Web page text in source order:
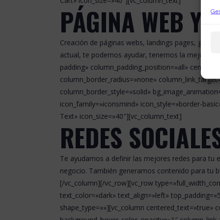
PÁGINA WEB Y
Creación de páginas webs, landings pages,
actual, te podemos ayudar, tenemos la mejor
padding» column_padding_position=»all»
column_border_radius=»none»
column_border_style=»solid»
icon_family=»iconsmind» icon_style=»border-
Text» icon_size=»40″][vc_column_text]
REDES
Te ayudamos a definir las mejores redes para tu
negocio. También generamos contenido para tu
[/vc_column][/vc_row][vc_row
text_color=»dark» text_align=»left»
shape_type=»»][vc_column centered_text=»true»